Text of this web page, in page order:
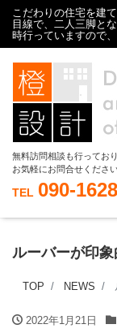
こだわりの住宅を建
目線で、二人三脚と
時行っていますので
無料訪問相談も行ってお
お気軽にお問合せください
TEL 090-
ルーバーが印
TOP NEWS
2022年1月21日